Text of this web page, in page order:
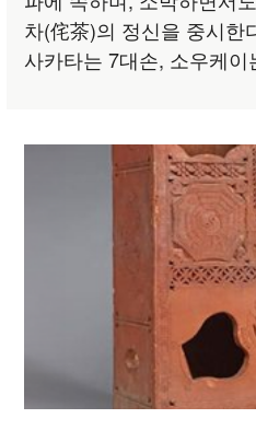
차(侘茶)의 정신을 중시한
사카타는 7대손, 소우케이